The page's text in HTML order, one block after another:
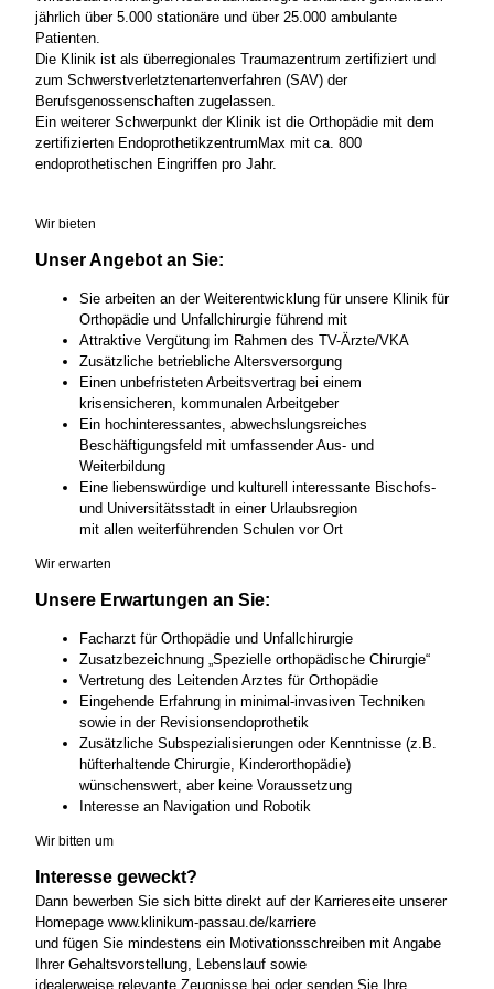
jährlich über 5.000 stationäre und über 25.000 ambulante
Patienten.
Die Klinik ist als überregionales Traumazentrum zertifiziert und
zum Schwerstverletztenartenverfahren (SAV) der
Berufsgenossenschaften zugelassen.
Ein weiterer Schwerpunkt der Klinik ist die Orthopädie mit dem
zertifizierten EndoprothetikzentrumMax mit ca. 800
endoprothetischen Eingriffen pro Jahr.
Wir bieten
Unser Angebot an Sie:
Sie arbeiten an der Weiterentwicklung für unsere Klinik für
Orthopädie und Unfallchirurgie führend mit
Attraktive Vergütung im Rahmen des TV-Ärzte/VKA
Zusätzliche betriebliche Altersversorgung
Einen unbefristeten Arbeitsvertrag bei einem
krisensicheren, kommunalen Arbeitgeber
Ein hochinteressantes, abwechslungsreiches
Beschäftigungsfeld mit umfassender Aus- und
Weiterbildung
Eine liebenswürdige und kulturell interessante Bischofs-
und Universitätsstadt in einer Urlaubsregion
mit allen weiterführenden Schulen vor Ort
Wir erwarten
Unsere Erwartungen an Sie:
Facharzt für Orthopädie und Unfallchirurgie
Zusatzbezeichnung „Spezielle orthopädische Chirurgie“
Vertretung des Leitenden Arztes für Orthopädie
Eingehende Erfahrung in minimal-invasiven Techniken
sowie in der Revisionsendoprothetik
Zusätzliche Subspezialisierungen oder Kenntnisse (z.B.
hüfterhaltende Chirurgie, Kinderorthopädie)
wünschenswert, aber keine Voraussetzung
Interesse an Navigation und Robotik
Wir bitten um
Interesse geweckt?
Dann bewerben Sie sich bitte direkt auf der Karriereseite unserer
Homepage www.klinikum-passau.de/karriere
und fügen Sie mindestens ein Motivationsschreiben mit Angabe
Ihrer Gehaltsvorstellung, Lebenslauf sowie
idealerweise relevante Zeugnisse bei oder senden Sie Ihre